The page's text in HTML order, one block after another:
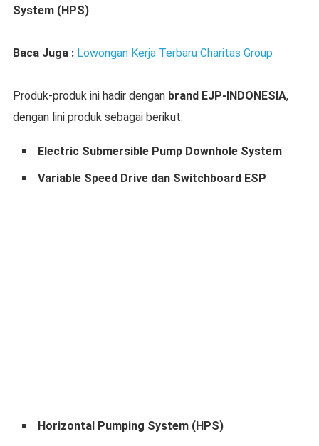
System (HPS).
Baca Juga : Lowongan Kerja Terbaru Charitas Group
Produk-produk ini hadir dengan brand EJP-INDONESIA,
dengan lini produk sebagai berikut:
Electric Submersible Pump Downhole System
Variable Speed Drive dan Switchboard ESP
Horizontal Pumping System (HPS)